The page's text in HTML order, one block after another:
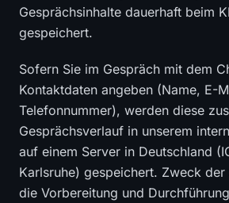
Gesprächsinhalte dauerhaft beim
gespeichert.
Sofern Sie im Gespräch mit dem
Kontaktdaten angeben (Name, E-
Telefonnummer), werden diese
Gesprächsverlauf in unserem
auf einem Server in Deutschland
Karlsruhe) gespeichert. Zweck
die Vorbereitung und